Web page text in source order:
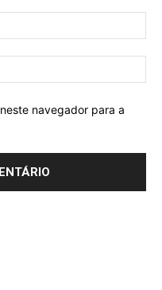
navegador para a